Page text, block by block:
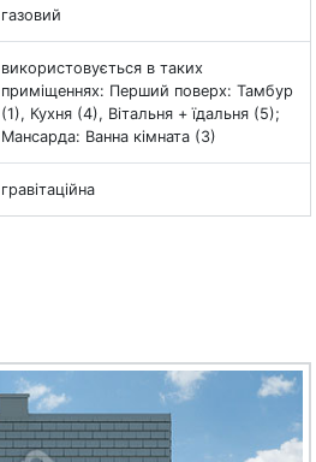
газовий
використовується в таких
приміщеннях: Перший поверх: Тамбур
(1), Кухня (4), Вітальня + їдальня (5);
Мансарда: Ванна кімната (3)
гравітаційна